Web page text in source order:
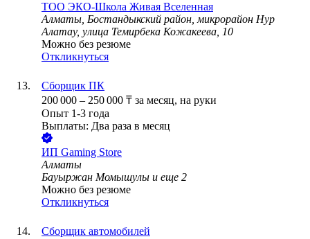
ТОО ЭКО-Школа Живая Вселенная
Алматы, Бостандыкский район, микрорайон Нур
Алатау, улица Темирбека Кожакеева, 10
Можно без резюме
Откликнуться
Сборщик ПК
200 000 – 250 000 ₸ за месяц, на руки
Опыт 1-3 года
Выплаты: Два раза в месяц
ИП Gaming Store
Алматы
Бауыржан Момышулы и еще 2
Можно без резюме
Откликнуться
Сборщик автомобилей